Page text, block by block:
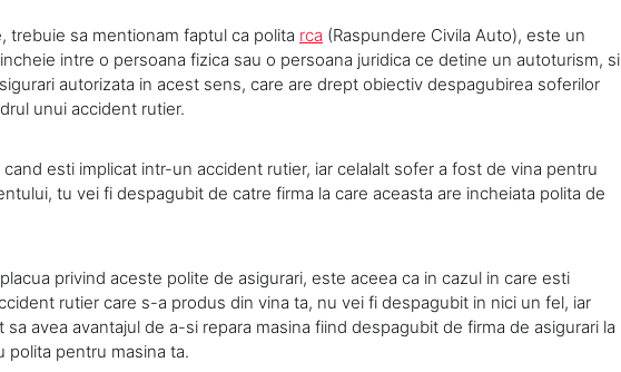
trebuie sa mentionam faptul ca polita rca (Raspundere Civila Auto), este un
intre o persoana fizica sau o persoana juridica ce detine un autoturism, si
autorizata in acest sens, care are drept obiectiv despagubirea soferilor
unui accident rutier.
esti implicat intr-un accident rutier, iar celalalt sofer a fost de vina pentru
tu vei fi despagubit de catre firma la care aceasta are incheiata polita de
privind aceste polite de asigurari, este aceea ca in cazul in care esti
rutier care s-a produs din vina ta, nu vei fi despagubit in nici un fel, iar
avea avantajul de a-si repara masina fiind despagubit de firma de asigurari la
polita pentru masina ta.